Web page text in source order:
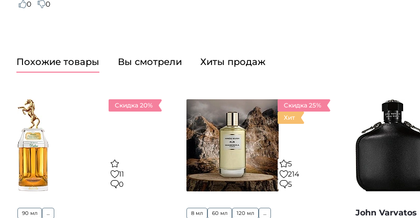
0
0
Похожие товары Вы смотрели Хиты продаж
Скидка 20%
11
0
90 мл ...
Скидка 25%
Хит
5
214
5
8 мл 60 мл 120 мл ... John Varvatos